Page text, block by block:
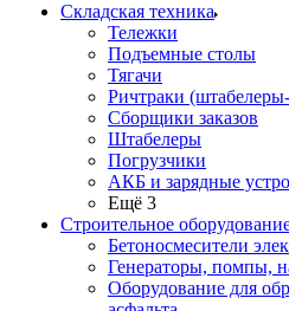
Складская техника
Тележки
Подъемные столы
Тягачи
Ричтраки
Сборщики заказов
Штабелеры
Погрузчики
АКБ и зарядные
Ещё 3
Строительное
Бетоносмесители
Генераторы, помпы,
Оборудование для